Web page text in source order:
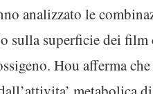
analizzato le
sulla superficie dei
Hou afferma